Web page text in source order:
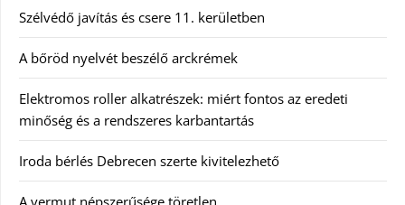
Szélvédő javítás és csere 11. kerületben
A bőröd nyelvét beszélő arckrémek
Elektromos roller alkatrészek: miért fontos az eredeti
minőség és a rendszeres karbantartás
Iroda bérlés Debrecen szerte kivitelezhető
A vermut népszerűsége töretlen